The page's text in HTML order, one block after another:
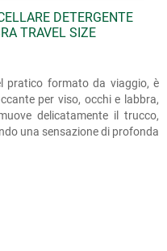
DETERGENTE
TRAVEL SIZE
pratico formato da viaggio, è
per viso, occhi e labbra,
delicatamente il trucco,
una sensazione di profonda